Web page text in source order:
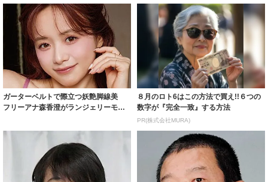
ガーターベルトで際立つ妖艶脚線美
フリーアナ森香澄がランジェリーモデ
８月のロト6はこの方法で買え!!６つの
数字が『完全一致』する方法
PR(株式会社MURA)